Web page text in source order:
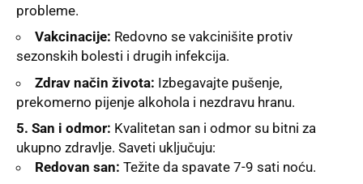
probleme.
Vakcinacije: Redovno se vakcinišite protiv
sezonskih bolesti i drugih infekcija.
Zdrav način života: Izbegavajte pušenje,
prekomerno pijenje alkohola i nezdravu hranu.
5. San i odmor: Kvalitetan san i odmor su bitni za
ukupno zdravlje. Saveti uključuju:
Redovan san: Težite da spavate 7-9 sati noću.